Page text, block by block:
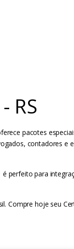
RS
pacotes
contadores e
perfeito para
Compre hoje seu